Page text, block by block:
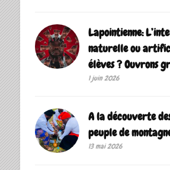
Lapointienne:
naturelle ou
élèves ? Ouvrons
1 juin 2026
A la découverte
peuple de
13 mai 2026